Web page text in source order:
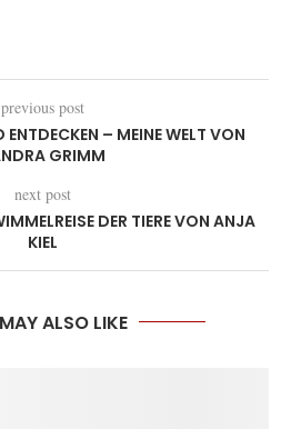
previous post
– MEINE WELT VON
GRIMM
next post
DER TIERE VON ANJA K
IEL
ALSO LIKE